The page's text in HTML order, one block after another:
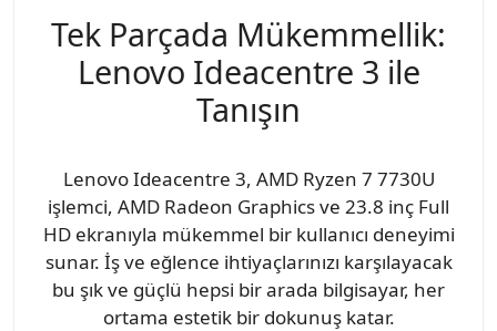
Tek Parçada Mükemmellik:
Lenovo Ideacentre 3 ile
Tanışın
Lenovo Ideacentre 3, AMD Ryzen 7 7730U
işlemci, AMD Radeon Graphics ve 23.8 inç Full
HD ekranıyla mükemmel bir kullanıcı deneyimi
sunar. İş ve eğlence ihtiyaçlarınızı karşılayacak
bu şık ve güçlü hepsi bir arada bilgisayar, her
ortama estetik bir dokunuş katar.